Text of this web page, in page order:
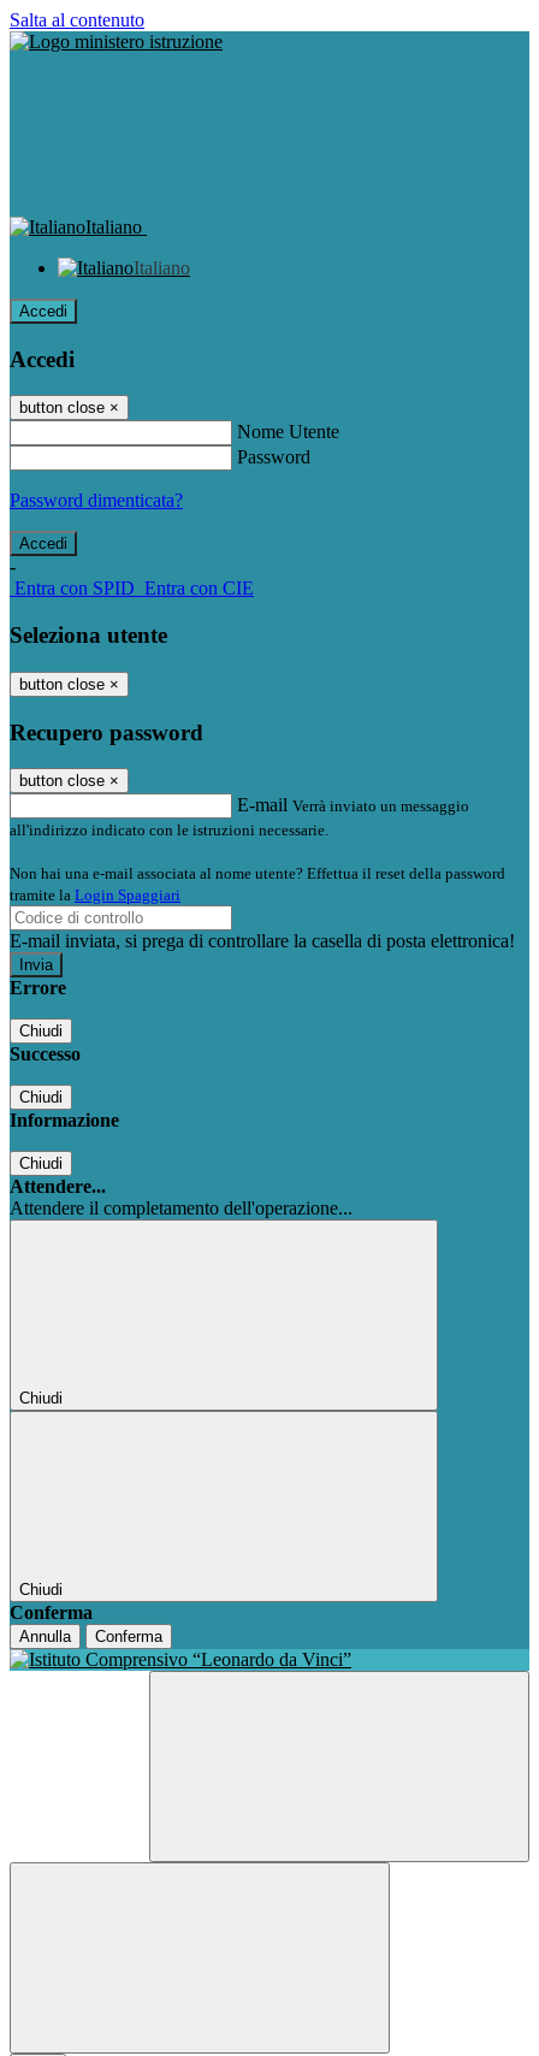
Salta al contenuto
Italiano
Italiano
Accedi
Accedi
button close ×
Nome Utente
Password
Password dimenticata?
-
Entra con SPID Entra con CIE
Seleziona utente
button close ×
Recupero password
button close ×
E-mail Verrà inviato un messaggio
all'indirizzo indicato con le istruzioni necessarie.
Non hai una e-mail associata al nome utente? Effettua il reset della password
tramite la Login Spaggiari
E-mail inviata, si prega di controllare la casella di posta elettronica!
Errore
Chiudi
Successo
Chiudi
Informazione
Chiudi
Attendere...
Attendere il completamento dell'operazione...
Chiudi
Chiudi
Conferma
Annulla Conferma